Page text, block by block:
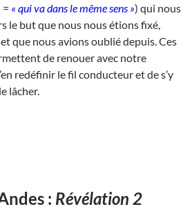
= « qui va dans le même sens ») qui nous
le but que nous nous étions fixé,
que nous avions oublié depuis. Ces
de renouer avec notre
redéfinir le fil conducteur et de s’y
lâcher.
: Révélation 2